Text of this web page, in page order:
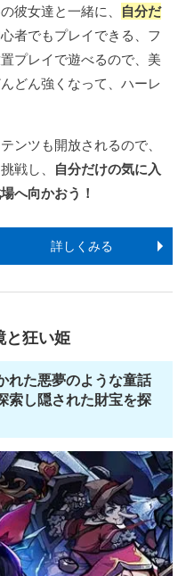
彼女達と一緒に、
自分だ
者でもプレイできる、フ
プレイで遊べるので、美
どん強くなって、ハーレ
ンツも開放されるので、
戦し、
自分だけの気に入
へ向かおう！
詳しくみる
と狂い姫
れた悪夢のような童話
索し隠された財宝を探